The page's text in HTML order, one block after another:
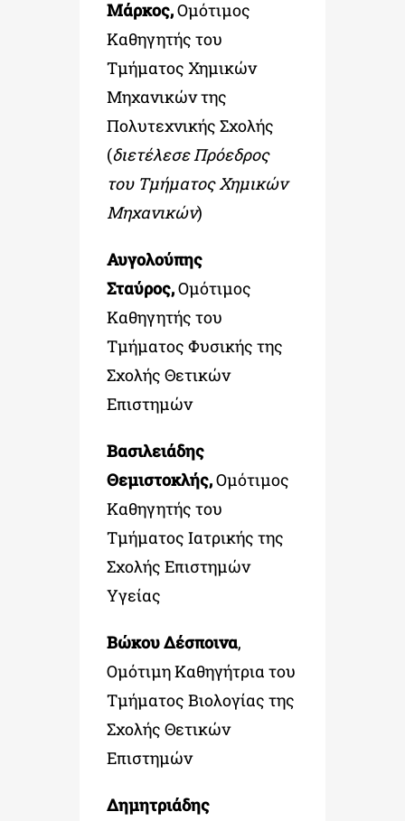
Μάρκος,Ομότιμος
Καθηγητής του
Τμήματος Χημικών
Μηχανικών της
Πολυτεχνικής Σχολής
(διετέλεσε Πρόεδρος
του Τμήματος Χημικών
Μηχανικών)
Αυγολούπης
Σταύρος,Ομότιμος
Καθηγητής του
Τμήματος Φυσικής της
Σχολής Θετικών
Επιστημών
Βασιλειάδης
Θεμιστοκλής,Ομότιμος
Καθηγητής του
Τμήματος Ιατρικής της
Σχολής Επιστημών
Υγείας
Βώκου Δέσποινα,
Ομότιμη Καθηγήτρια του
Τμήματος Βιολογίας της
Σχολής Θετικών
Επιστημών
Δημητριάδης